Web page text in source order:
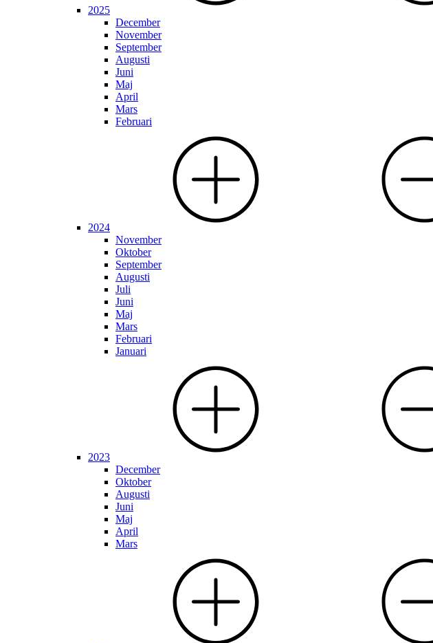
2025
December
November
September
Augusti
Juni
Maj
April
Mars
Februari
2024
November
Oktober
September
Augusti
Juli
Juni
Maj
Mars
Februari
Januari
2023
December
Oktober
Augusti
Juni
Maj
April
Mars